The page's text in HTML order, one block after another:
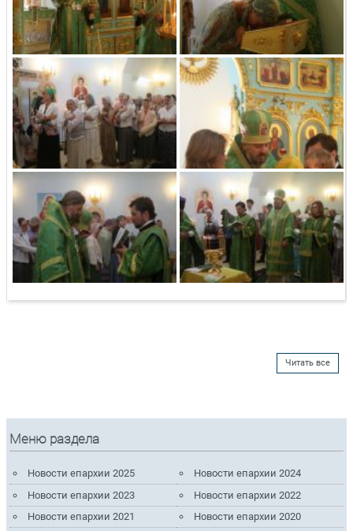
Читать все
Меню раздела
Новости епархии 2025
Новости епархии 2024
Новости епархии 2023
Новости епархии 2022
Новости епархии 2021
Новости епархии 2020